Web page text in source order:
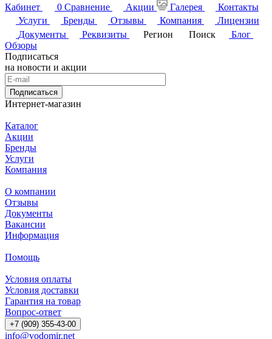
Кабинет
0 Сравнение Акции Галерея
Контакты
Услуги
Бренды Отзывы Компания
Лицензии
Документы
Реквизиты Регион Поиск
Блог
Обзоры
Подписаться
на новости и акции
Подписаться
Интернет-магазин
Каталог
Акции
Бренды
Услуги
Компания
О компании
Отзывы
Документы
Вакансии
Информация
Помощь
Условия оплаты
Условия доставки
Гарантия на товар
Вопрос-ответ
+7 (909) 355-43-00
info@vodomir.net